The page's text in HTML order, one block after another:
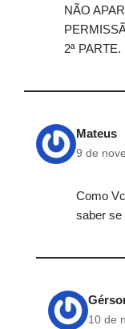
NÃO
2ª
Mateus
9 de
Como
saber se
10 de